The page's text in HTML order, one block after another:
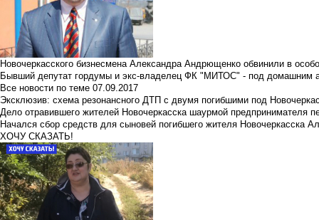
Новочеркасского бизнесмена Александра Андрющенко обвинили в
Бывший депутат гордумы и экс-владелец ФК "МИТОС" - под домашним
Все новости по теме 07.09.2017
Эксклюзив: схема резонансного ДТП с двумя погибшими под
Дело отравившего жителей Новочеркасска шаурмой предпринимателя
Начался сбор средств для сыновей погибшего жителя Новочеркасска
ХОЧУ СКАЗАТЬ!